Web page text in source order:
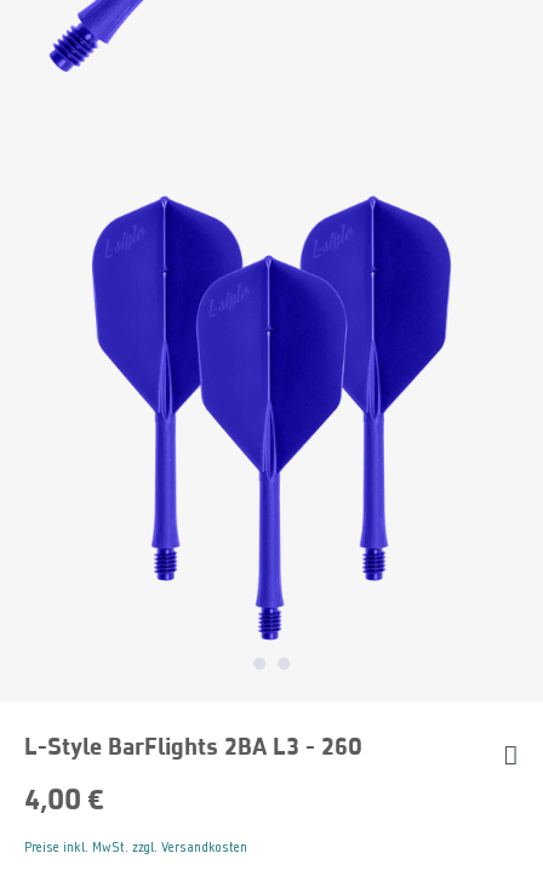
L-Style BarFlights 2BA L3 - 260
4,00 €
Preise inkl. MwSt. zzgl. Versandkosten